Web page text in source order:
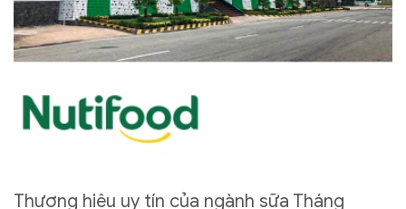
Thương hiệu uy tín của ngành sữa Tháng